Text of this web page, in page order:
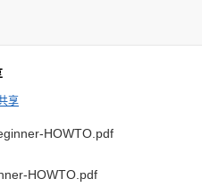
享
er-HOWTO.pdf
HOWTO.pdf